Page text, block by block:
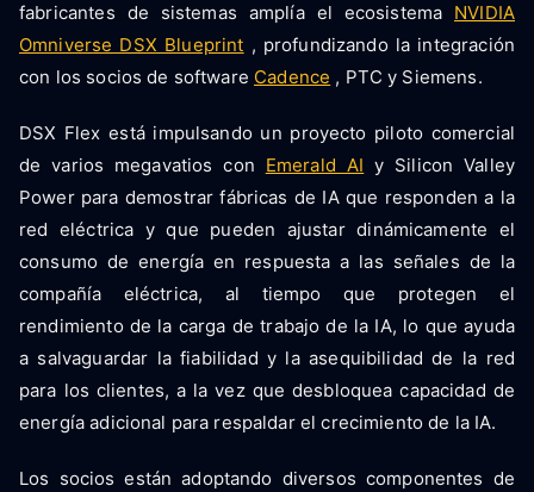
fabricantes de sistemas amplía el ecosistema NVIDIA
Omniverse DSX Blueprint , profundizando la integración
con los socios de software Cadence , PTC y Siemens.
DSX Flex está impulsando un proyecto piloto comercial
de varios megavatios con Emerald AI y Silicon Valley
Power para demostrar fábricas de IA que responden a la
red eléctrica y que pueden ajustar dinámicamente el
consumo de energía en respuesta a las señales de la
compañía eléctrica, al tiempo que protegen el
rendimiento de la carga de trabajo de la IA, lo que ayuda
a salvaguardar la fiabilidad y la asequibilidad de la red
para los clientes, a la vez que desbloquea capacidad de
energía adicional para respaldar el crecimiento de la IA.
Los socios están adoptando diversos componentes de